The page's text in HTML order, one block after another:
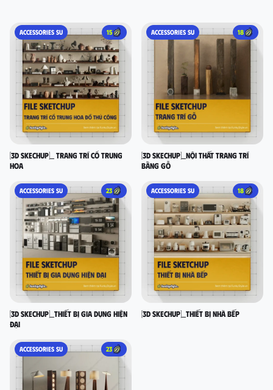
ACCESSORIES SU 15
[3D SKECHUP]_ Trang trí cổ Trung
Hoa
ACCESSORIES SU 18
[3D SKECHUP]_Nội thất trang trí
bằng gỗ
ACCESSORIES SU 23
[3D SKECHUP]_Thiết bị gia dụng hiện
đại
ACCESSORIES SU 18
[3D SKECHUP]_Thiết bị nhà bếp
ACCESSORIES SU 23